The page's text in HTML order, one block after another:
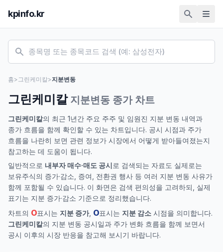
kpinfo.kr
홈>그린케미칼>지분변동
그린케미칼 지분변동 종가 차트
그린케미칼의 최근 1년간 주요 주주 및 임원진 지분 변동 내역과
종가 흐름을 함께 확인할 수 있는 차트입니다. 공시 시점과 주가
흐름을 나란히 보면 관련 정보가 시장에서 어떻게 받아들여졌는지
참고하는 데 도움이 됩니다.
일반적으로 내부자 매수·매도 공시로 검색되는 자료도 실제로는
보유주식의 증가·감소, 증여, 전환권 행사 등 여러 지분 변동 사유가
함께 포함될 수 있습니다. 이 화면은 검색 편의성을 고려하되, 실제
표기는 지분 증가·감소 기준으로 정리했습니다.
차트의 O표시는 지분 증가, O표시는 지분 감소 시점을 의미합니다.
그린케미칼의 지분 변동 공시일과 주가 변화 흐름을 함께 보면서
공시 이후의 시장 반응을 참고해 보시기 바랍니다.